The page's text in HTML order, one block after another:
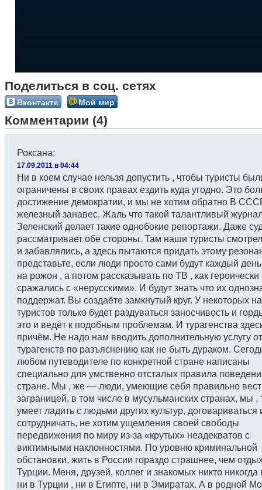
Поделиться в соц. сетях
Вконтакте Мой мир
Комментарии (4)
Роксана:
17.09.2011 в 04:44
Ни в коем случае нельзя допустить , чтобы туристы
ограничены в своих правах ездить куда угодно. Это
достижение демократии, и мы не хотим обратно В
железный занавес. Жаль что такой талантливый
Зеленский делает такие однобокие репортажи. Даже
рассматривает обе стороны. Там наши туристы
и забавлялись, а здесь пытаются придать этому
представьте, если люди просто сами будут каждый день
на рожон , а потом рассказывать по ТВ , как героически
сражались с «нерусскими». И будут знать что их
поддержат. Вы создаёте замкнутый круг. У некоторых
туристов только будет раздуваться заносчивость и
это и ведёт к подобным проблемам. И турагенства
причём. Не надо нам вводить дополнительную услугу от
турагенств по разъяснению как не быть дураком.
любом путеводителе по конкретной стране написаны
специально для умственно отсталых правила
стране. Мы , же — люди, умеющие себя правильно
заграницей, в том числе в мусульманских странах, мы ,
умеет ладить с людьми других культур, договариваться
сотрудничать, не хотим ущемления своей свободы
передвижения по миру из-за «крутых» неадекватов с
виктимными наклонностями. По уровню криминальной
обстановки, жить в России гораздо страшнее, чем
Турции. Меня, друзей, коллег и знакомых никто никогда
ни в Турции , ни в Египте, ни в Эмиратах. А в родной